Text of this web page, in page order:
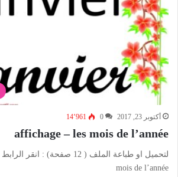
أكتوبر 23, 2017 0 14٬961
affichage – les mois de l’année
mois de l’année